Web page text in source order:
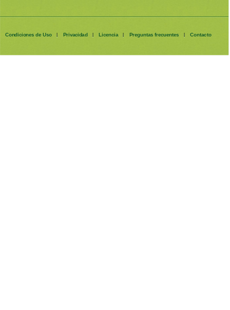
Condiciones de Uso | Privacidad | Licencia | Preguntas frecuentes | Contacto